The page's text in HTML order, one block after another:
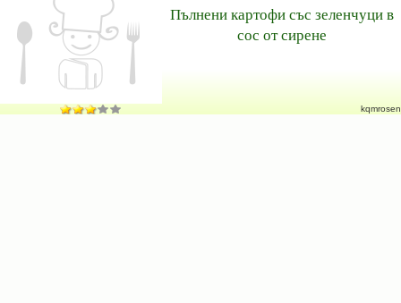
Пълнени картофи със зеленчуци в
сос от сирене
kqmrosen